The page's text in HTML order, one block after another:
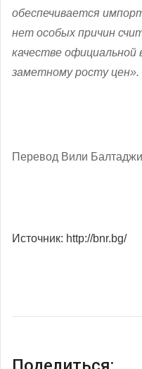
обеспечивается
нет особых причин
качестве
заметному росту цен».
Перевод Вили
Источник: http://bnr.bg/